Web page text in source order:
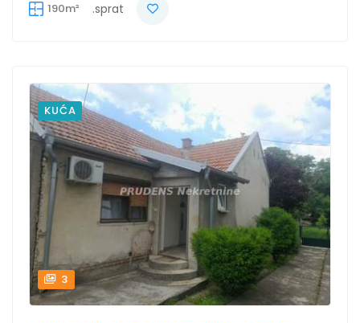
190m² .sprat
KUĆA
3